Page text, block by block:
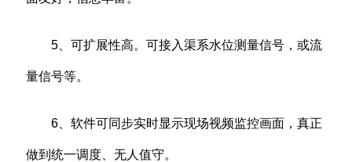
5、可扩展性高。可接入渠系水位测量信号，或流
量信号等。
6、软件可同步实时显示现场视频监控画面，真正
做到统一调度、无人值守。